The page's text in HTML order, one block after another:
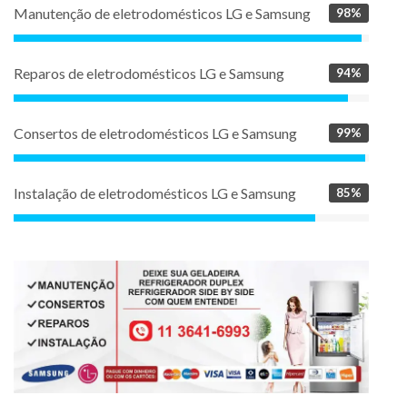
Manutenção de eletrodomésticos LG e Samsung 98%
Reparos de eletrodomésticos LG e Samsung 94%
Consertos de eletrodomésticos LG e Samsung 99%
Instalação de eletrodomésticos LG e Samsung 85%